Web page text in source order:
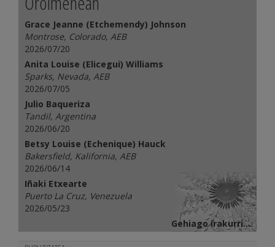
Grace Jeanne (Etchemendy) Johnson
Montrose, Colorado, AEB
2026/07/20
Anita Louise (Elicegui) Williams
Sparks, Nevada, AEB
2026/07/05
Julio Baqueriza
Tandil, Argentina
2026/06/20
Betsy Louise (Echenique) Hauck
Bakersfield, Kalifornia, AEB
2026/06/14
Iñaki Etxearte
Puerto La Cruz, Venezuela
2026/05/23
Gehiago irakurri...